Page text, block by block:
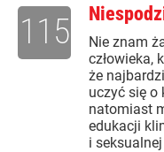
Nie znam
człowieka,
że
uczyć się o
natomiast
edukacji
i
115